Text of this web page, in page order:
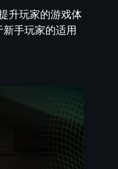
升玩家的游戏体
手玩家的适用